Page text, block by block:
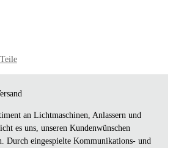
an Lichtmaschinen, Anlassern und
es uns, unseren Kundenwünschen
Durch eingespielte Kommunikations- und